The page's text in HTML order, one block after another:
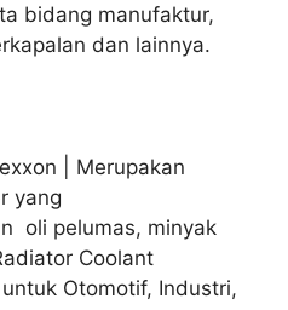
bidang manufaktur,
dan lainnya.
| Merupakan
yang
oli pelumas, minyak
Coolant
Otomotif, Industri,